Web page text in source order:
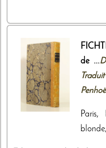
de ...